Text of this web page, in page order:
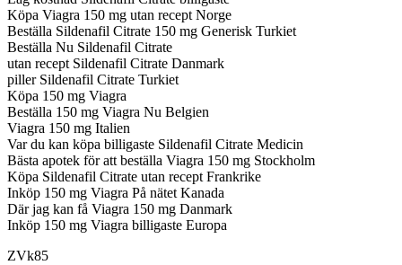
Köpa Viagra 150 mg utan recept Norge
Beställa Sildenafil Citrate 150 mg Generisk Turkiet
Beställa Nu Sildenafil Citrate
utan recept Sildenafil Citrate Danmark
piller Sildenafil Citrate Turkiet
Köpa 150 mg Viagra
Beställa 150 mg Viagra Nu Belgien
Viagra 150 mg Italien
Var du kan köpa billigaste Sildenafil Citrate Medicin
Bästa apotek för att beställa Viagra 150 mg Stockholm
Köpa Sildenafil Citrate utan recept Frankrike
Inköp 150 mg Viagra På nätet Kanada
Där jag kan få Viagra 150 mg Danmark
Inköp 150 mg Viagra billigaste Europa
ZVk85